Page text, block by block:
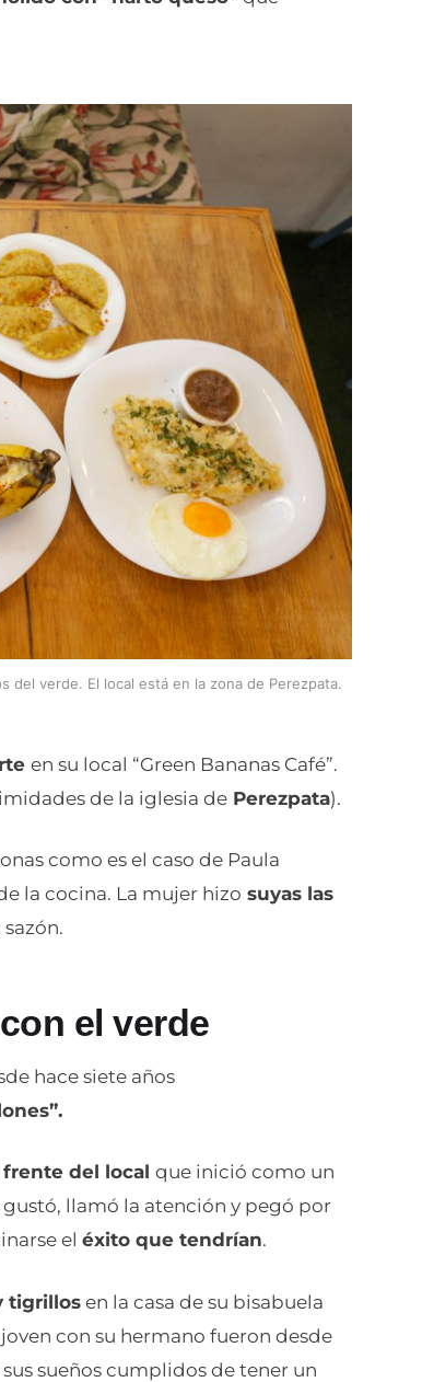
del verde. El local está en la zona de Perezpata.
en su local “Green Bananas Café”.
de la iglesia de Perezpata).
como es el caso de Paula
la cocina. La mujer hizo suyas las
el verde
hace siete años
frente del local que inició como un
llamó la atención y pegó por
el éxito que tendrían.
tigrillos en la casa de su bisabuela
con su hermano fueron desde
sueños cumplidos de tener un